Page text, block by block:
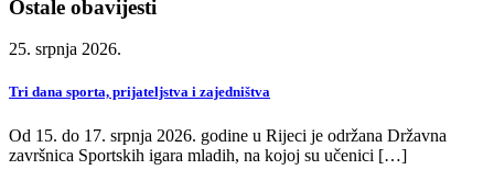
Ostale obavijesti
25. srpnja 2026.
Tri dana sporta, prijateljstva i zajedništva
Od 15. do 17. srpnja 2026. godine u Rijeci je održana Državna
završnica Sportskih igara mladih, na kojoj su učenici […]